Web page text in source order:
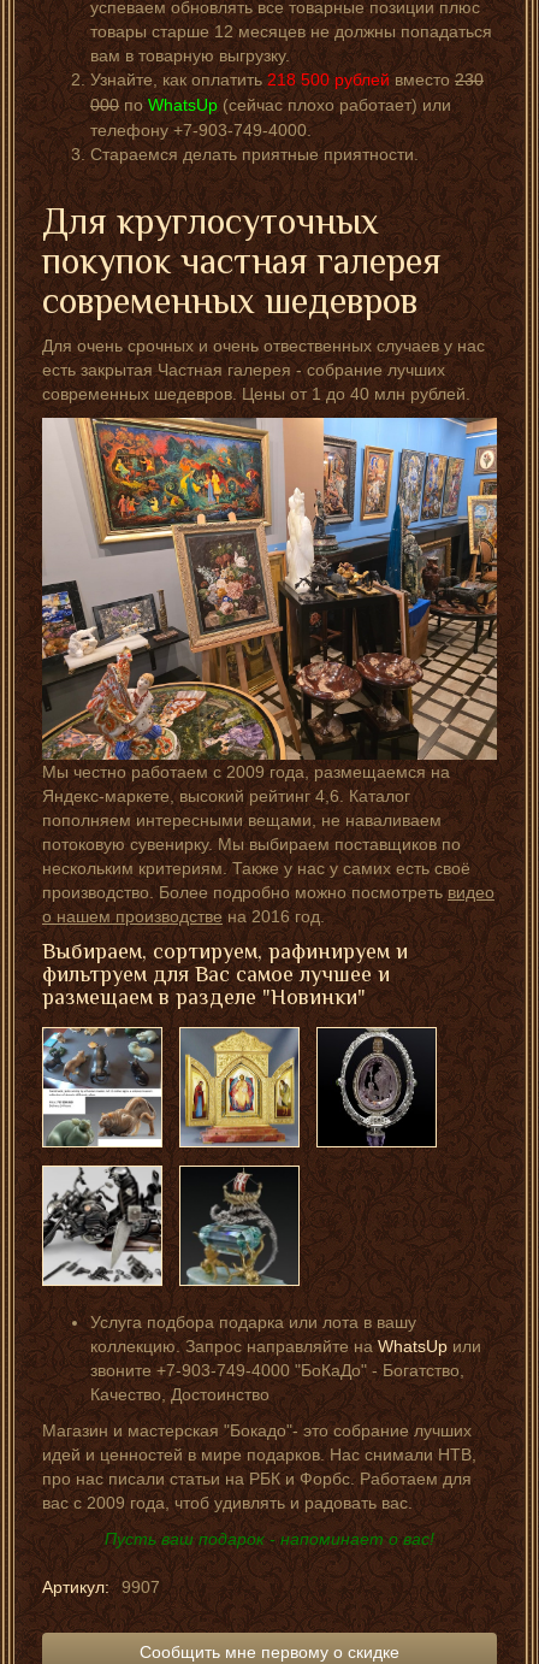
успеваем обновлять все товарные позиции плюс
товары старше 12 месяцев не должны попадаться
вам в товарную выгрузку.
Узнайте, как оплатить218 500 рублейвместо230
000поWhatsUp (сейчас плохо работает) или
телефону +7-903-749-4000.
Стараемся делать приятные приятности.
Для круглосуточных
покупок частная галерея
современных шедевров
Для очень срочных и очень отвественных случаев у нас
есть закрытая Частная галерея - собрание лучших
современных шедевров. Цены от 1 до 40 млн рублей.
Мы честно работаем с 2009 года, размещаемся на
Яндекс-маркете, высокий рейтинг 4,6. Каталог
пополняем интересными вещами, не наваливаем
потоковую сувенирку. Мы выбираем поставщиков по
нескольким критериям. Также у нас у самих есть своё
производство. Более подробно можно посмотретьвидео
о нашем производствена 2016 год.
Выбираем, сортируем, рафинируем и
фильтруем для Вас самое лучшее и
размещаем в разделе "Новинки"
Услуга подбора подарка или лота в вашу
коллекцию. Запрос направляйте наWhatsUpили
звоните +7-903-749-4000 "БоКаДо" - Богатство,
Качество, Достоинство
Магазин и мастерская "Бокадо"- это собрание лучших
идей и ценностей в мире подарков. Нас снимали НТВ,
про нас писали статьи на РБК и Форбс. Работаем для
вас с 2009 года, чтоб удивлять и радовать вас.
Пусть ваш подарок - напоминает о вас!
Артикул: 9907
Сообщить мне первому о скидке